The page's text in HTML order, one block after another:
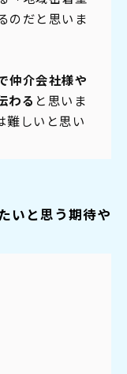
のだと思いま
仲介会社様や
わる と思いま
難しいと思い
いと思う期待や